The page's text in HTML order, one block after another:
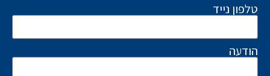
טלפון נייד
הודעה